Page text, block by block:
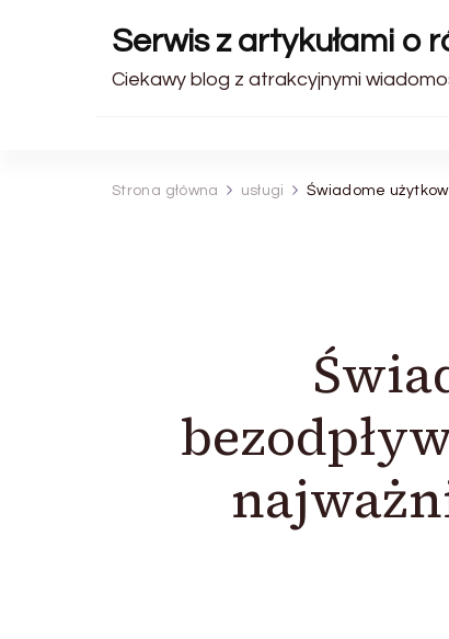
Serwis z artykułami o
Ciekawy blog z atrakcyjnymi
Strona główna usługi Świadome